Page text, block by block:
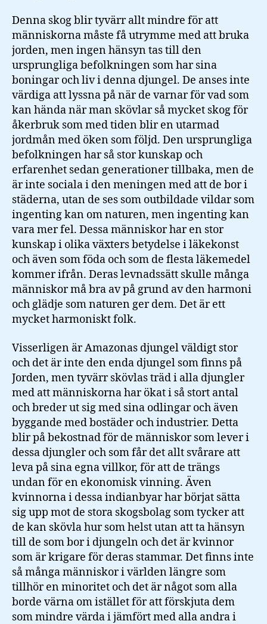
Denna skog blir tyvärr allt mindre för att
människorna måste få utrymme med att bruka
jorden, men ingen hänsyn tas till den
ursprungliga befolkningen som har sina
boningar och liv i denna djungel. De anses inte
värdiga att lyssna på när de varnar för vad som
kan hända när man skövlar så mycket skog för
åkerbruk som med tiden blir en utarmad
jordmån med öken som följd. Den ursprungliga
befolkningen har så stor kunskap och
erfarenhet sedan generationer tillbaka, men de
är inte sociala i den meningen med att de bor i
städerna, utan de ses som outbildade vildar som
ingenting kan om naturen, men ingenting kan
vara mer fel. Dessa människor har en stor
kunskap i olika växters betydelse i läkekonst
och även som föda och som de flesta läkemedel
kommer ifrån. Deras levnadssätt skulle många
människor må bra av på grund av den harmoni
och glädje som naturen ger dem. Det är ett
mycket harmoniskt folk.
Visserligen är Amazonas djungel väldigt stor
och det är inte den enda djungel som finns på
Jorden, men tyvärr skövlas träd i alla djungler
med att människorna har ökat i så stort antal
och breder ut sig med sina odlingar och även
byggande med bostäder och industrier. Detta
blir på bekostnad för de människor som lever i
dessa djungler och som får det allt svårare att
leva på sina egna villkor, för att de trängs
undan för en ekonomisk vinning. Även
kvinnorna i dessa indianbyar har börjat sätta
sig upp mot de stora skogsbolag som tycker att
de kan skövla hur som helst utan att ta hänsyn
till de som bor i djungeln och det är kvinnor
som är krigare för deras stammar. Det finns inte
så många människor i världen längre som
tillhör en minoritet och det är något som alla
borde värna om istället för att förskjuta dem
som mindre värda i jämfört med alla andra i